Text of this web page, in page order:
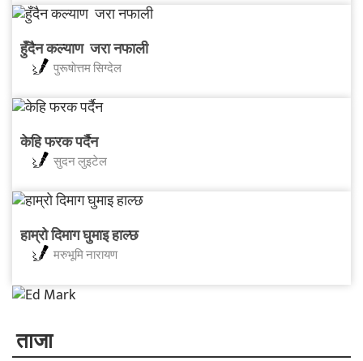
हुँदैन कल्याण जरा नफाली
पुरूषाेत्तम सिग्देल
केहि फरक पर्दैन
सुदन लुइटेल
हाम्रो दिमाग घुमाइ हाल्छ
मरुभूमि नारायण
ताजा